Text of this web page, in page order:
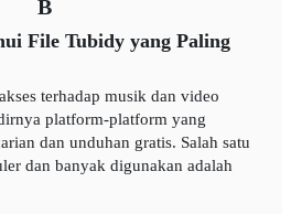
B
File Tubidy yang Paling
terhadap musik dan video
platform-platform yang
dan unduhan gratis. Salah satu
dan banyak digunakan adalah